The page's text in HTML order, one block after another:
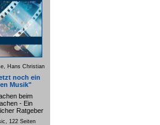
Hans Christian
noch ein
Musik"
beim
- Ein
Ratgeber
122 Seiten